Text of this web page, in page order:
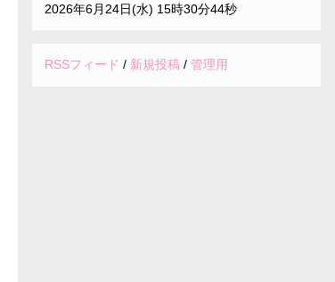
2026年6月24日(水) 15時30分44秒
RSSフィード / 新規投稿 /管理用